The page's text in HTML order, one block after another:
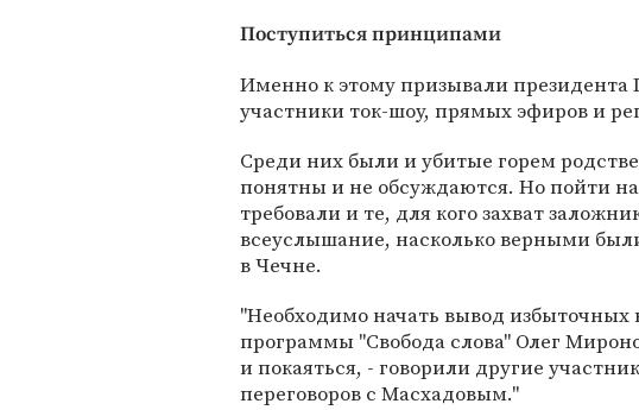
Поступиться принципами
Именно к этому призывали
участники ток-шоу, прямых эфиров и
Среди них были и убитые горем
понятны и не обсуждаются. Но пойти
требовали и те, для кого захват
всеуслышание, насколько верными
в Чечне.
"Необходимо начать вывод избыточных
программы "Свобода слова" Олег
и покаяться, - говорили другие
переговоров с Масхадовым."